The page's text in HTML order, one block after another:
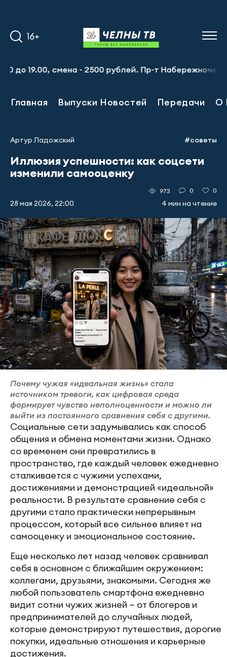
16+
смена - 2500 рублей. Пр-т Набережночелнинский,
Главная Выпуски Новостей Передачи О
Артур Ладожский #советы
Иллюзия успешности: как соцсети
изменили самооценку
28 мая 2026, 22:00
973 0 0
4 мин на чтение
Почему чужая «идеальная жизнь» стала
источником тревоги, как цифровая среда
формирует чувство неполноценности и можно ли
выйти из постоянного сравнения себя с другими.
Социальные сети задумывались как способ
общения и обмена моментами жизни. Однако
со временем они превратились в
пространство, где каждый человек ежедневно
сталкивается с чужими успехами,
достижениями и демонстрацией «идеальной»
реальности. В результате сравнение себя с
другими стало практически непрерывным
процессом, который все сильнее влияет на
самооценку и эмоциональное состояние.
Еще несколько лет назад человек сравнивал
себя в основном с ближайшим окружением:
коллегами, друзьями, знакомыми. Сегодня же
любой пользователь смартфона ежедневно
видит сотни чужих жизней — от блогеров и
предпринимателей до случайных людей,
которые демонстрируют путешествия, дорогие
покупки, идеальные отношения и карьерные
достижения.